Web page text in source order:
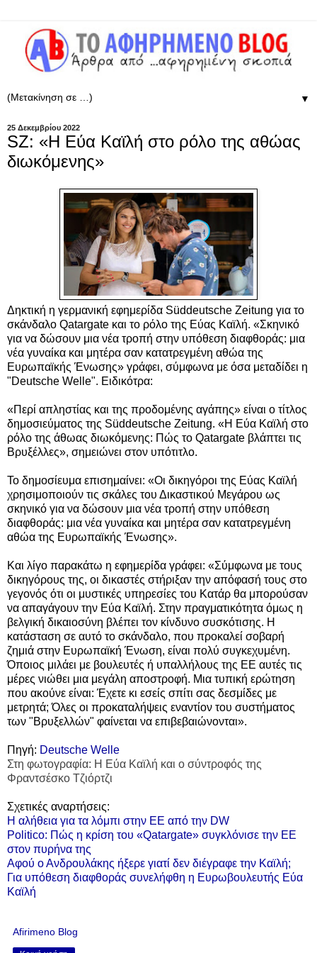
▼
25 Δεκεμβρίου 2022
SZ: «Η Εύα Καϊλή στο ρόλο της αθώας
διωκόμενης»
Δηκτική η γερμανική εφημερίδα Süddeutsche Zeitung για το
σκάνδαλο Qatargate και το ρόλο της Εύας Καϊλή. «Σκηνικό
για να δώσουν μια νέα τροπή στην υπόθεση διαφθοράς: μια
νέα γυναίκα και μητέρα σαν κατατρεγμένη αθώα της
Ευρωπαϊκής Ένωσης» γράφει, σύμφωνα με όσα μεταδίδει η
"Deutsche Welle". Ειδικότρα:
«Περί απληστίας και της προδομένης αγάπης» είναι ο τίτλος
δημοσιεύματος της Süddeutsche Zeitung. «Η Εύα Καϊλή στο
ρόλο της άθωας διωκόμενης: Πώς το Qatargate βλάπτει τις
Βρυξέλλες», σημειώνει στον υπότιτλο.
Το δημοσίευμα επισημαίνει: «Οι δικηγόροι της Εύας Καϊλή
χρησιμοποιούν τις σκάλες του Δικαστικού Μεγάρου ως
σκηνικό για να δώσουν μια νέα τροπή στην υπόθεση
διαφθοράς: μια νέα γυναίκα και μητέρα σαν κατατρεγμένη
αθώα της Ευρωπαϊκής Ένωσης».
Και λίγο παρακάτω η εφημερίδα γράφει: «Σύμφωνα με τους
δικηγόρους της, οι δικαστές στήριξαν την απόφασή τους στο
γεγονός ότι οι μυστικές υπηρεσίες του Κατάρ θα μπορούσαν
να απαγάγουν την Εύα Καϊλή. Στην πραγματικότητα όμως η
βελγική δικαιοσύνη βλέπει τον κίνδυνο συσκότισης. Η
κατάσταση σε αυτό το σκάνδαλο, που προκαλεί σοβαρή
ζημιά στην Ευρωπαϊκή Ένωση, είναι πολύ συγκεχυμένη.
Όποιος μιλάει με βουλευτές ή υπαλλήλους της ΕΕ αυτές τις
μέρες νιώθει μια μεγάλη αποστροφή. Μια τυπική ερώτηση
που ακούνε είναι: Έχετε κι εσείς σπίτι σας δεσμίδες με
μετρητά; Όλες οι προκαταλήψεις εναντίον του συστήματος
των "Βρυξελλών" φαίνεται να επιβεβαιώνονται».
Πηγή: Deutsche Welle
Στη φωτογραφία: H Εύα Καϊλή και ο σύντροφός της
Φραντσέσκο Τζιόρτζι
Σχετικές αναρτήσεις:
Η αλήθεια για τα λόμπι στην ΕΕ από την DW
Politico: Πώς η κρίση του «Qatargate» συγκλόνισε την ΕΕ
στον πυρήνα της
Αφού ο Ανδρουλάκης ήξερε γιατί δεν διέγραφε την Καϊλή;
Για υπόθεση διαφθοράς συνελήφθη η Ευρωβουλευτής Εύα
Καϊλή
Afirimeno Blog